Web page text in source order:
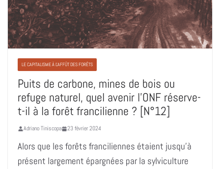
LE CAPITALISME À L'AFFÛT DES FORÊTS
Puits de carbone, mines de bois ou
refuge naturel, quel avenir l’ONF réserve-
t-il à la forêt francilienne ? [N°12]
Adriano Tiniscopa 23 février 2024
Alors que les forêts franciliennes étaient jusqu’à
présent largement épargnées par la sylviculture